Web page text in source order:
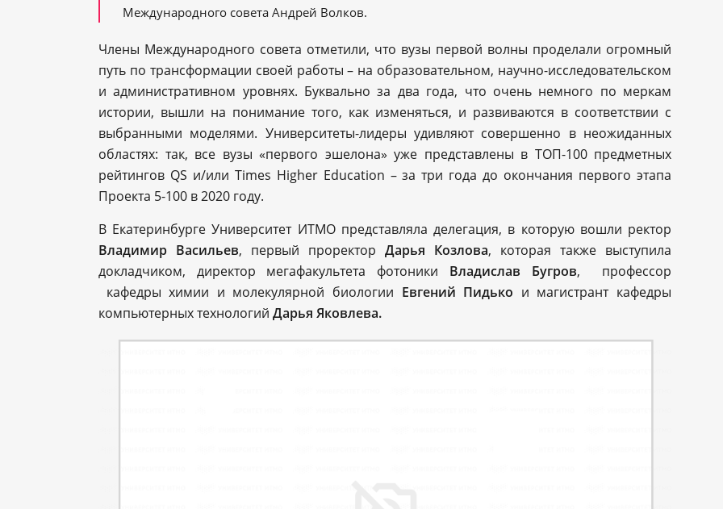
Международного совета Андрей Волков.
Члены Международного совета отметили, что вузы первой волны проделали огромный
путь по трансформации своей работы – на образовательном, научно-исследовательском
и административном уровнях. Буквально за два года, что очень немного по меркам
истории, вышли на понимание того, как изменяться, и развиваются в соответствии с
выбранными моделями. Университеты-лидеры удивляют совершенно в неожиданных
областях: так, все вузы «первого эшелона» уже представлены в ТОП-100 предметных
рейтингов QS и/или Times Higher Education – за три года до окончания первого этапа
Проекта 5-100 в 2020 году.
В Екатеринбурге Университет ИТМО представляла делегация, в которую вошли ректор
Владимир Васильев, первый проректор Дарья Козлова, которая также выступила
докладчиком, директор мегафакультета фотоники Владислав Бугров, профессор
кафедры химии и молекулярной биологии Евгений Пидько и магистрант кафедры
компьютерных технологий Дарья Яковлева.